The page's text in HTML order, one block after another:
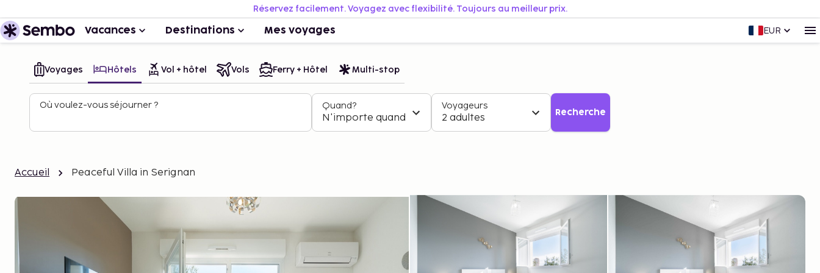
Réservez facilement. Voyagez avec flexibilité. Toujours au meilleur prix.
Vacances Destinations Mes voyages EUR
Voyages Hôtels Vol + hôtel Vols Ferry + Hôtel Multi-stop
Où voulez-vous séjourner ? Quand?
N'importe quand
Voyageurs
2 adultes Recherche
Accueil Peaceful Villa in Serignan